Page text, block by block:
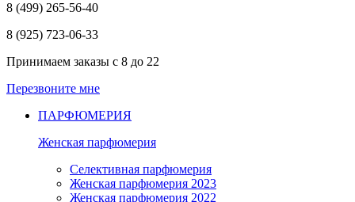
8 (499) 265-56-40
8 (925) 723-06-33
Принимаем заказы с 8 до 22
Перезвоните мне
ПАРФЮМЕРИЯ
Женская парфюмерия
Селективная парфюмерия
Женская парфюмерия 2023
Женская парфюмерия 2022